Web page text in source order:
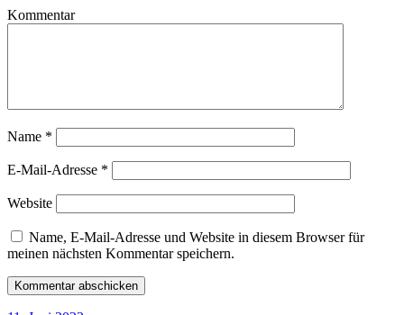
Kommentar
Name *
E-Mail-Adresse *
Website
Name, E-Mail-Adresse und Website in diesem Browser für
meinen nächsten Kommentar speichern.